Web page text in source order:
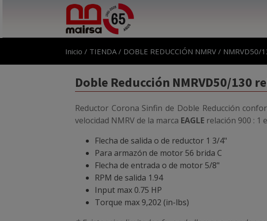
Inicio / TIENDA/ DOBLE REDUCCIÓN NMRV / NMRVD50/
Doble Reducción NMRVD50/130
Reductor Corona Sinfin de Doble Reducción
velocidad NMRV de la marca EAGLE relación 900 : 1
Flecha de salida o de reductor 1 3/4"
Para armazón de motor 56 brida C
Flecha de entrada o de motor 5/8"
RPM de salida 1.94
Input max 0.75 HP
Torque max 9,202 (in-lbs)